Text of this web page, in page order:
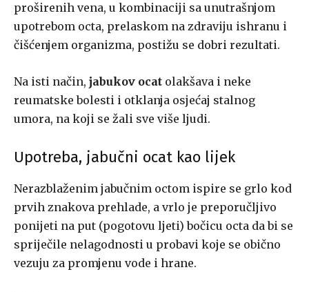
proširenih vena, u kombinaciji sa unutrašnjom
upotrebom octa, prelaskom na zdraviju ishranu i
čišćenjem organizma, postižu se dobri rezultati.
Na isti način, jabukov ocat olakšava i neke
reumatske bolesti i otklanja osjećaj stalnog
umora, na koji se žali sve više ljudi.
Upotreba, jabučni ocat kao lijek
Nerazblaženim jabučnim octom ispire se grlo kod
prvih znakova prehlade, a vrlo je preporučljivo
ponijeti na put (pogotovu ljeti) bočicu octa da bi se
spriječile nelagodnosti u probavi koje se obično
vezuju za promjenu vode i hrane.